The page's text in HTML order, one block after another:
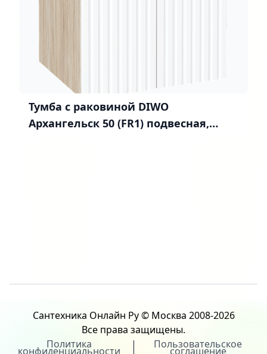
Тумба с раковиной DIWO
Архангельск 50 (FR1) подвесная,
Сантехника Онлайн Ру © Москва 2008-2026
Все права защищены.
Политика
конфиденциальности
Пользовательское
соглашение